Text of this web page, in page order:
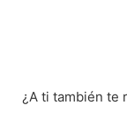
¿A ti también te